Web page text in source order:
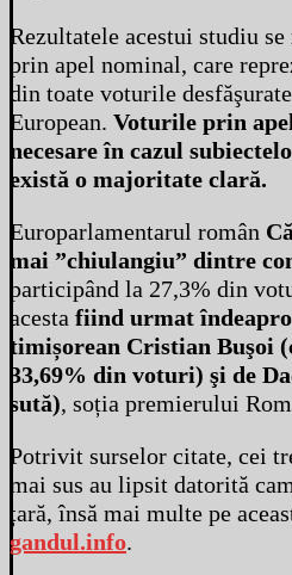
Rezultatele acestui studiu
prin apel nominal, care
din toate voturile
European. Voturile prin
necesare în cazul
există o majoritate clară.
Europarlamentarul român
mai ”chiulangiu” dintre
participând la 27,3% din
acesta fiind urmat
timișorean Cristian Buşoi
33,69% din voturi) şi de
sută), soția premierului
Potrivit surselor citate, cei
mai sus au lipsit datorită
țară, însă mai multe pe
gandul.info.